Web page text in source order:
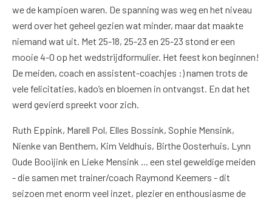
we de kampioen waren. De spanning was weg en het niveau
werd over het geheel gezien wat minder, maar dat maakte
niemand wat uit. Met 25-18, 25-23 en 25-23 stond er een
mooie 4-0 op het wedstrijdformulier. Het feest kon beginnen!
De meiden, coach en assistent-coachjes :) namen trots de
vele felicitaties, kado’s en bloemen in ontvangst. En dat het
werd gevierd spreekt voor zich.
Ruth Eppink, Marell Pol, Elles Bossink, Sophie Mensink,
Nienke van Benthem, Kim Veldhuis, Birthe Oosterhuis, Lynn
Oude Booijink en Lieke Mensink ... een stel geweldige meiden
- die samen met trainer/coach Raymond Keemers - dit
seizoen met enorm veel inzet, plezier en enthousiasme de